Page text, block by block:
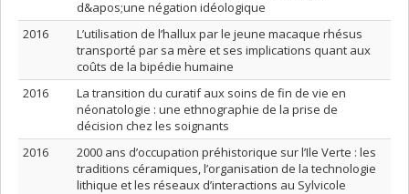
d&apos;une négation idéologique
2016
L’utilisation de l’hallux par le jeune macaque rhésus
transporté par sa mère et ses implications quant aux
coûts de la bipédie humaine
2016
La transition du curatif aux soins de fin de vie en
néonatologie : une ethnographie de la prise de
décision chez les soignants
2016
2000 ans d’occupation préhistorique sur l’Ile Verte : les
traditions céramiques, l’organisation de la technologie
lithique et les réseaux d’interactions au Sylvicole